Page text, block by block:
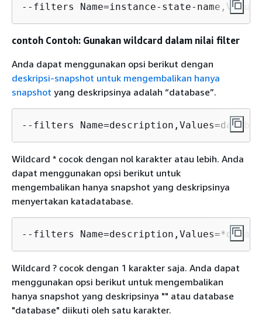
--filters Name=instance-state-
contoh Contoh: Gunakan wildcard dalam nilai filter
Anda dapat menggunakan opsi berikut dengan
deskripsi-snapshot untuk mengembalikan hanya
snapshot yang deskripsinya adalah “database”.
--filters
Wildcard * cocok dengan nol karakter atau lebih. Anda
dapat menggunakan opsi berikut untuk
mengembalikan hanya snapshot yang deskripsinya
menyertakan katadatabase.
--filters
Wildcard ? cocok dengan 1 karakter saja. Anda dapat
menggunakan opsi berikut untuk mengembalikan
hanya snapshot yang deskripsinya "" atau database
"database" diikuti oleh satu karakter.